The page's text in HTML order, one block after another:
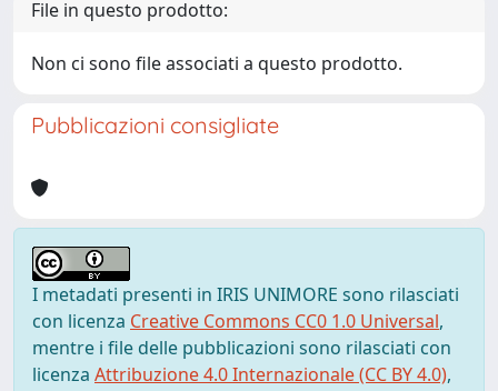
File in questo prodotto:
Non ci sono file associati a questo prodotto.
Pubblicazioni consigliate
I metadati presenti in IRIS UNIMORE sono rilasciati
con licenza Creative Commons CC0 1.0 Universal,
mentre i file delle pubblicazioni sono rilasciati con
licenza Attribuzione 4.0 Internazionale (CC BY 4.0),